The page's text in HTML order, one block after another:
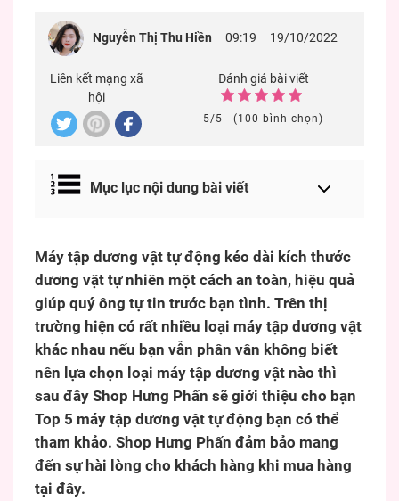
Nguyễn Thị Thu Hiền 09:19 19/10/2022
Liên kết mạng xã
hội
Đánh giá bài viết
5/5 - (100 bình chọn)
Mục lục nội dung bài viết
Máy tập dương vật tự động kéo dài kích thước
dương vật tự nhiên một cách an toàn, hiệu quả
giúp quý ông tự tin trước bạn tình. Trên thị
trường hiện có rất nhiều loại máy tập dương vật
khác nhau nếu bạn vẫn phân vân không biết
nên lựa chọn loại máy tập dương vật nào thì
sau đây Shop Hưng Phấn sẽ giới thiệu cho bạn
Top 5 máy tập dương vật tự động bạn có thể
tham khảo. Shop Hưng Phấn đảm bảo mang
đến sự hài lòng cho khách hàng khi mua hàng
tại đây.